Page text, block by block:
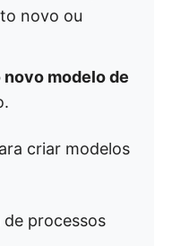
novo ou
modelo de
criar modelos
processos